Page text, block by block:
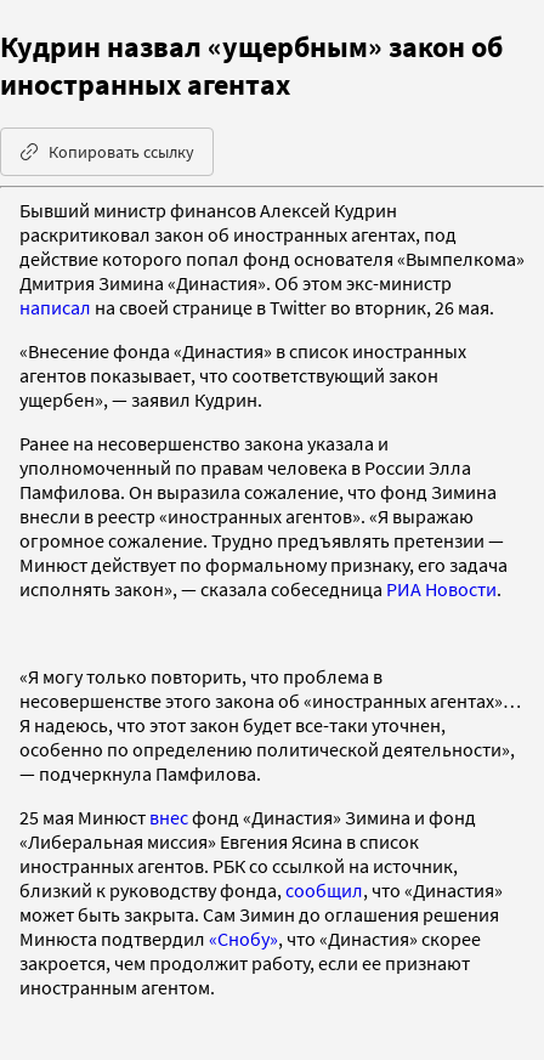
Кудрин назвал «ущербным» закон об
иностранных агентах
Копировать ссылку
Бывший министр финансов Алексей Кудрин
раскритиковал закон об иностранных агентах, под
действие которого попал фонд основателя «Вымпелкома»
Дмитрия Зимина «Династия». Об этом экс-министр
написал на своей странице в Twitter во вторник, 26 мая.
«Внесение фонда «Династия» в список иностранных
агентов показывает, что соответствующий закон
ущербен», — заявил Кудрин.
Ранее на несовершенство закона указала и
уполномоченный по правам человека в России Элла
Памфилова. Он выразила сожаление, что фонд Зимина
внесли в реестр «иностранных агентов». «Я выражаю
огромное сожаление. Трудно предъявлять претензии —
Минюст действует по формальному признаку, его задача
исполнять закон», — сказала собеседница РИА Новости.
«Я могу только повторить, что проблема в
несовершенстве этого закона об «иностранных агентах»…
Я надеюсь, что этот закон будет все-таки уточнен,
особенно по определению политической деятельности»,
— подчеркнула Памфилова.
25 мая Минюст внесфонд «Династия» Зимина и фонд
«Либеральная миссия» Евгения Ясина в список
иностранных агентов. РБК со ссылкой на источник,
близкий к руководству фонда, сообщил, что «Династия»
может быть закрыта. Сам Зимин до оглашения решения
Минюста подтвердил «Снобу», что «Династия» скорее
закроется, чем продолжит работу, если ее признают
иностранным агентом.